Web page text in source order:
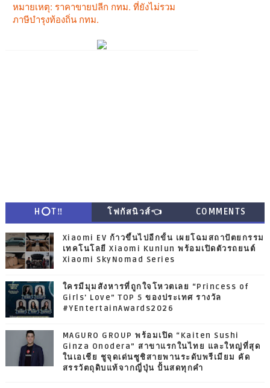
H⭕T‼ โฟกัสนิวส์👈 COMMENTS
Xiaomi EV ก้าวขึ้นไปอีกขั้น เผยโฉมสถาปัตยกรรม
เทคโนโลยี Xiaomi Kunlun พร้อมเปิดตัวรถยนต์
Xiaomi SkyNomad Series
ใครมีมุมสังหารที่ถูกใจโหวตเลย “Princess of
Girls' Love” TOP 5 ของประเทศ รางวัล
#YEntertainAwards2026
MAGURO GROUP พร้อมเปิด “Kaiten Sushi
Ginza Onodera” สาขาแรกในไทย และใหญ่ที่สุด
ในเอเชีย ชูจุดเด่นซูชิสายพานระดับพรีเมียม คัด
สรรวัตถุดิบแท้จากญี่ปุ่น ปั้นสดทุกคำ